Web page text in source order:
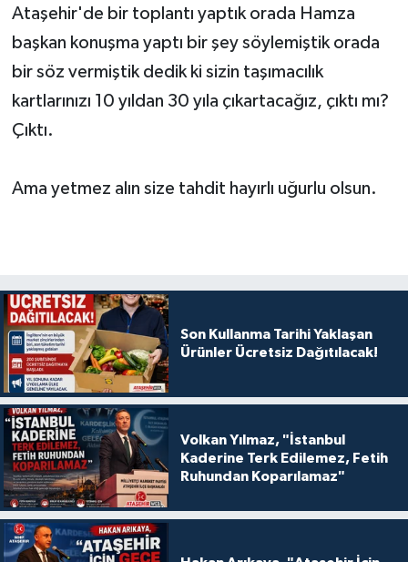
Ataşehir'de bir toplantı yaptık orada Hamza
başkan konuşma yaptı bir şey söylemiştik orada
bir söz vermiştik dedik ki sizin taşımacılık
kartlarınızı 10 yıldan 30 yıla çıkartacağız, çıktı mı?
Çıktı.
Ama yetmez alın size tahdit hayırlı uğurlu olsun.
Son Kullanma Tarihi Yaklaşan
Ürünler Ücretsiz Dağıtılacak!
Volkan Yılmaz, "İstanbul
Kaderine Terk Edilemez, Fetih
Ruhundan Koparılamaz"